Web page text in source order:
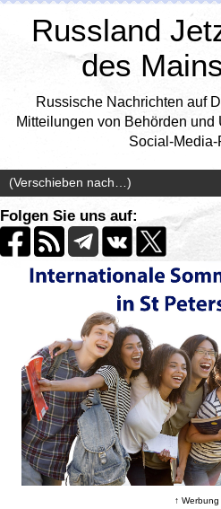
Russland
des
Russische Nachrichten auf
Mitteilungen von Behörden
Social-Media-
Folgen Sie uns auf:
↑ Werbung